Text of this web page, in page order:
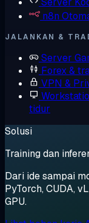
n8n
JALANKAN &
Server
Forex &
VPN &
tidur
Solusi
Training dan
Dari ide sampai
PyTorch, CUDA,
GPU.